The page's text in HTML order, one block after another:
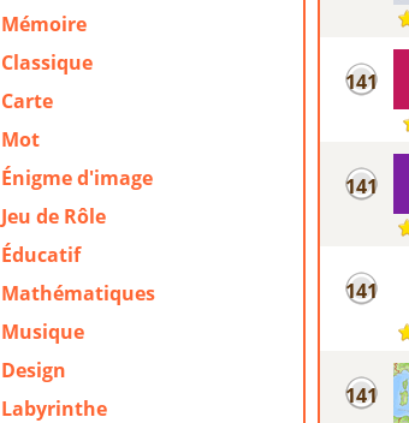
Mémoire
Classique
Carte
Mot
Énigme d'image
Jeu de Rôle
Éducatif
Mathématiques
Musique
Design
Labyrinthe
141
141
141
141